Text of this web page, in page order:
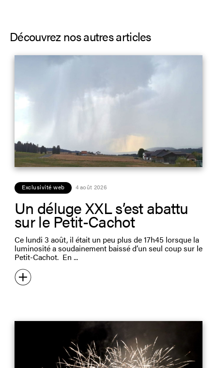
Découvrez nos autres articles
Exclusivité web 4 août 2026
Un déluge XXL s’est abattu
sur le Petit-Cachot
Ce lundi 3 août, il était un peu plus de 17h45 lorsque la
luminosité a soudainement baissé d’un seul coup sur le
Petit-Cachot. En